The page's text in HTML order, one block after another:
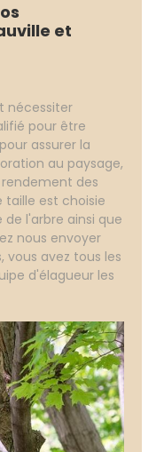
et
nécessiter
pour être
assurer la
au paysage,
des
taille est choisie
l'arbre ainsi que
nous envoyer
vous avez tous les
d'élagueur les